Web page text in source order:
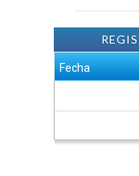
Fecha